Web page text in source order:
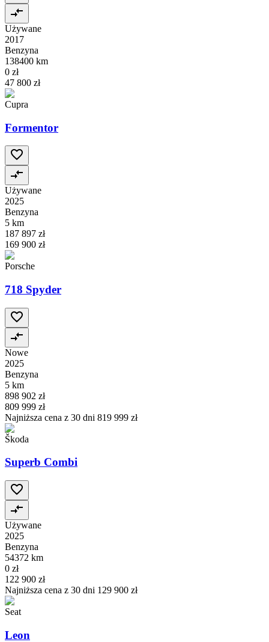
Używane
2017
Benzyna
138400 km
0 zł
47 800 zł
Cupra
Formentor
Używane
2025
Benzyna
5 km
187 897 zł
169 900 zł
Porsche
718 Spyder
Nowe
2025
Benzyna
5 km
898 902 zł
809 999 zł
Najniższa cena z 30 dni 819 999 zł
Škoda
Superb Combi
Używane
2025
Benzyna
54372 km
0 zł
122 900 zł
Najniższa cena z 30 dni 129 900 zł
Seat
Leon